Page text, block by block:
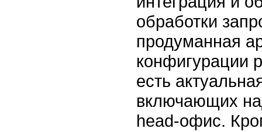
обработки
продуманная
конфигурации
есть
включающих
head-офис.